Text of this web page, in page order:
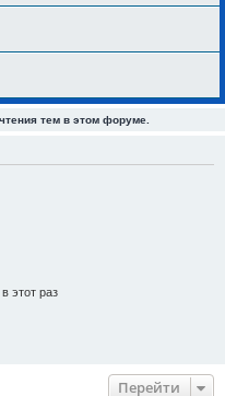
тем в этом форуме.
этот раз
Перейти